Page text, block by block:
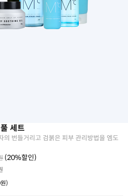
세트
의 번들거리고 검붉은 피부 관리방법을 엠도
(20%할인)
)